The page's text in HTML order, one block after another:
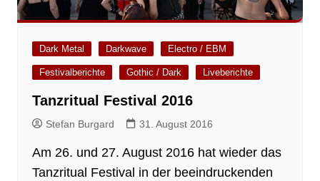
Dark Metal Darkwave Electro / EBM
Festivalberichte Gothic / Dark Liveberichte
Tanzritual Festival 2016
Stefan Burgard 31. August 2016
Am 26. und 27. August 2016 hat wieder das
Tanzritual Festival in der beeindruckenden